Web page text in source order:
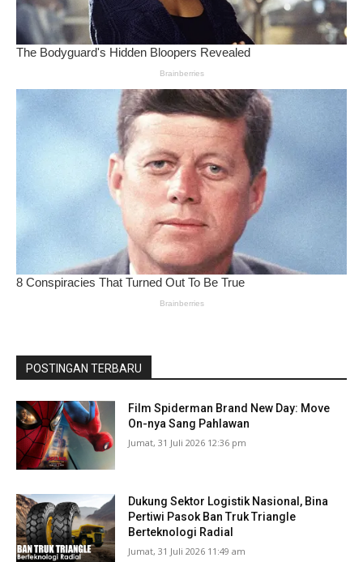
POSTINGAN TERBARU
Film Spiderman Brand New Day: Move
On-nya Sang Pahlawan
Jumat, 31 Juli 2026 12:36 pm
Dukung Sektor Logistik Nasional, Bina
Pertiwi Pasok Ban Truk Triangle
Berteknologi Radial
Jumat, 31 Juli 2026 11:49 am